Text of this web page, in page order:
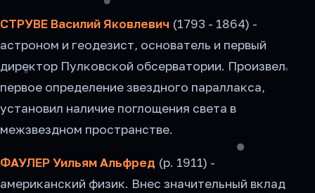
СТРУВЕ Василий Яковлевич (1793 - 1864) -
астроном и геодезист, основатель и первый
директор Пулковской обсерватории. Произвел
первое определение звездного параллакса,
установил наличие поглощения света в
межзвездном пространстве.
ФАУЛЕР Уильям Альфред (р. 1911) -
американский физик. Внес значительный вклад